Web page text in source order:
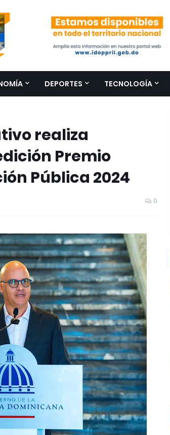
DEPORTES TECNOLOGÍA
realiza
Premio
Pública 2024
0